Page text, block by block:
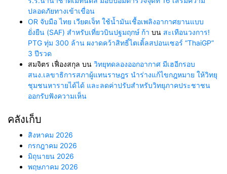
ปลอดภัยทางเข้าเขื่อน
OR จับมือ ไทย เวียตเจ็ท ใช้น้ำมันเชื้อเพลิงอากาศยานแบบ
ยั่งยืน (SAF) สำหรับเที่ยวบินปฐมฤกษ์ ก้า บน สะเทือนวงการ!
PTG ทุ่ม 300 ล้าน ผงาดคว้าสิทธิ์ไตเติ้ลสปอนเซอร์ “ThaiGP”
3 ปีรวด
สมจิตร เฟื่องสกุล บน วิทยุทดลองออกอากาศ มีเฮอีกรอบ
สนง.เลขาธิการสภาผู้แทนราษฎร นำร่างแก้ไขกฎหมาย ให้วิทยุ
ชุมชนหารายได้ได้ และลดค่าปรับสำหรับวิทยุภาคประชาชน
ออกรับฟังความเห็น
คลังเก็บ
สิงหาคม 2026
กรกฎาคม 2026
มิถุนายน 2026
พฤษภาคม 2026